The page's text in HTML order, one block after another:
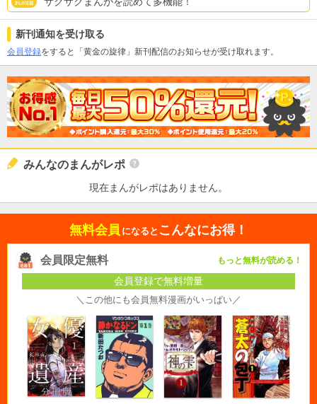
新刊通知を受け取る
会員登録をすると「黄金の旋律」新刊配信のお知らせが受け取れます。
みんなのまんがレポ
現在まんがレポはありません。
無料会員 になると こんなにお得！
会員限定無料 もっと無料が読める！
会員登録で無料増量
＼この他にも会員無料漫画がいっぱい／